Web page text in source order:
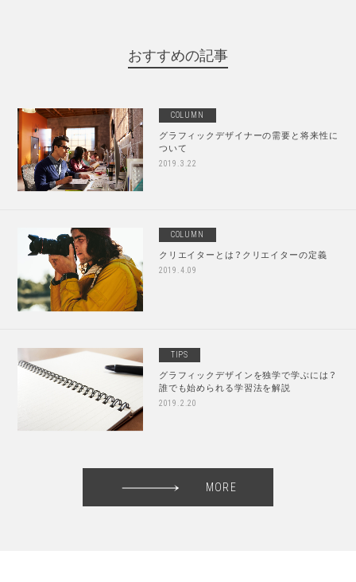
おすすめの記事
COLUMN
グラフィックデザイナーの需要と将来性に
ついて
2019.3.22
COLUMN
クリエイターとは？クリエイターの定義
2019.4.09
TIPS
グラフィックデザインを独学で学ぶには？
誰でも始められる学習法を解説
2019.2.20
MORE